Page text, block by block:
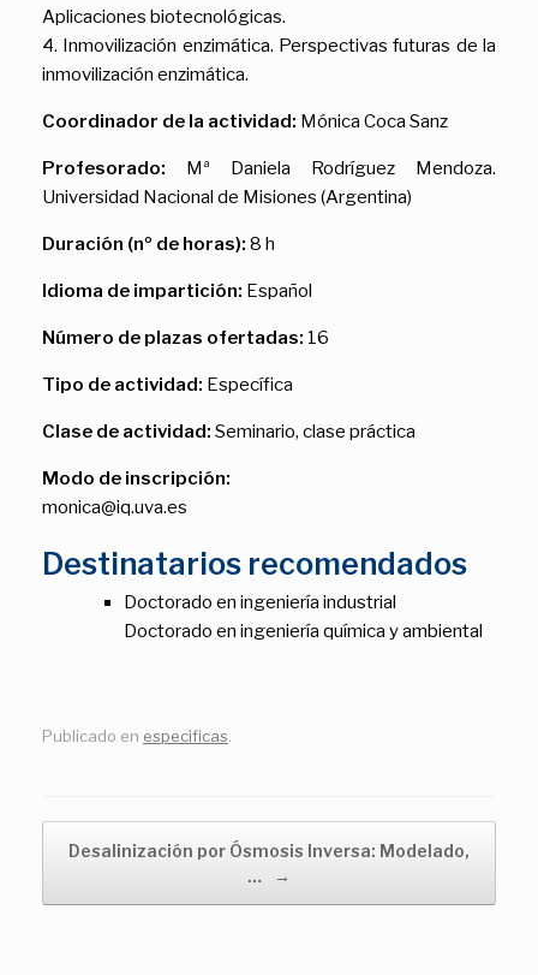
Aplicaciones biotecnológicas.
4. Inmovilización enzimática. Perspectivas futuras de la
inmovilización enzimática.
Coordinador de la actividad: Mónica Coca Sanz
Profesorado: Mª Daniela Rodríguez Mendoza.
Universidad Nacional de Misiones (Argentina)
Duración (nº de horas): 8 h
Idioma de impartición: Español
Número de plazas ofertadas: 16
Tipo de actividad: Específica
Clase de actividad: Seminario, clase práctica
Modo de inscripción:
monica@iq.uva.es
Destinatarios recomendados
Doctorado en ingeniería industrial
Doctorado en ingeniería química y ambiental
Publicado en especificas
Navegador de artículos
Desalinización por Ósmosis Inversa: Modelado,
…
→